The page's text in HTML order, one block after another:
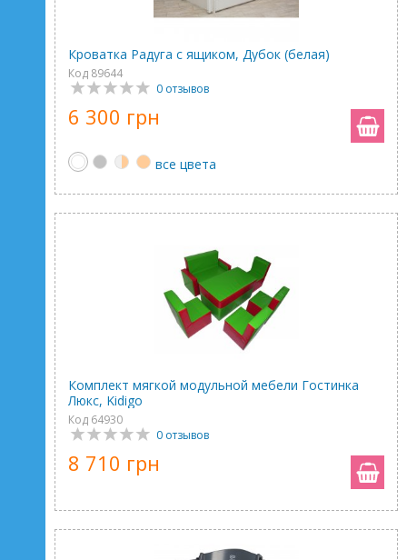
Кроватка Радуга с ящиком, Дубок (белая)
Код 89644
0 отзывов
6 300 грн
все цвета
Комплект мягкой модульной мебели Гостинка
Люкс, Kidigo
Код 64930
0 отзывов
8 710 грн